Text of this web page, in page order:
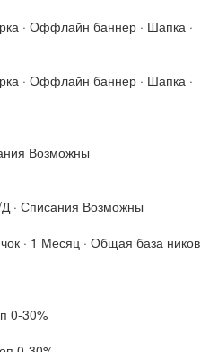
· Оффлайн баннер · Шапка ·
· Оффлайн баннер · Шапка ·
Возможны
· Списания Возможны
· 1 Месяц · Общая база ников
0-30%